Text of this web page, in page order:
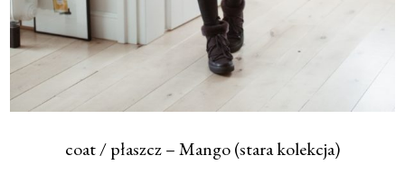
coat / płaszcz – Mango (stara kolekcja)